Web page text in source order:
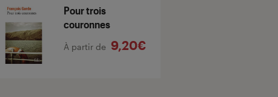
Pour trois
couronnes
À partir de 9,20€